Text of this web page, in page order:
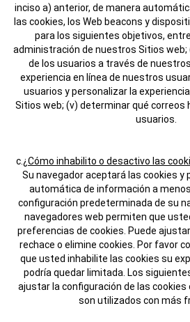
inciso a) anterior, de manera
las cookies, los Web beacons y
para los siguientes objetivos,
administración de nuestros Sitios web;
de los usuarios a través de
experiencia en línea de nuestros
usuarios y personalizar la
Sitios web; (v) determinar qué correos
usuarios.
c. ¿Cómo inhabilito o desactivo las
Su navegador aceptará las cookies y
automática de información a
configuración predeterminada de su
navegadores web permiten que
preferencias de cookies. Puede
rechace o elimine cookies. Por favor
que usted inhabilite las cookies su
podría quedar limitada. Los
ajustar la configuración de las cookies
son utilizados con más